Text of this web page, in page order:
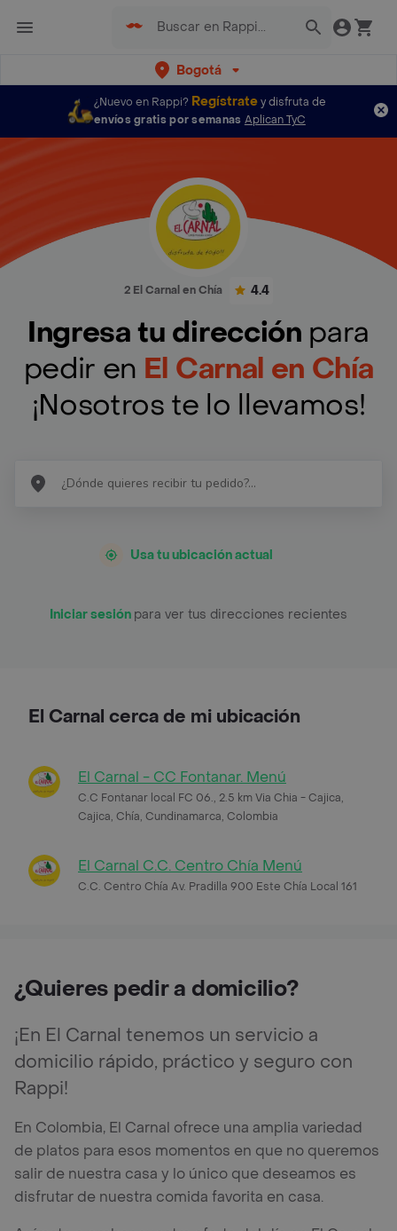
Bogotá
¿Nuevo en Rappi? Regístratey disfruta de
envíos gratis por semanas Aplican TyC
2 El Carnal en Chía 4.4
Ingresa tu dirección para
pedir en El Carnal en Chía
¡Nosotros te lo llevamos!
Usa tu ubicación actual
Iniciar sesión para ver tus direcciones recientes
El Carnal cerca de mi ubicación
El Carnal - CC Fontanar. Menú
C.C Fontanar local FC 06., 2.5 km Via Chia - Cajica,
Cajica, Chía, Cundinamarca, Colombia
El Carnal C.C. Centro Chía Menú
C.C. Centro Chía Av. Pradilla 900 Este Chía Local 161
¿Quieres pedir a domicilio?
¡En El Carnal tenemos un servicio a
domicilio rápido, práctico y seguro con
Rappi!
En Colombia, El Carnal ofrece una amplia variedad
de platos para esos momentos en que no queremos
salir de nuestra casa y lo único que deseamos es
disfrutar de nuestra comida favorita en casa.